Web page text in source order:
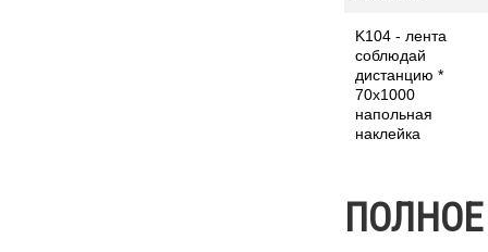
K104 - лента
соблюдай
дистанцию *
70x1000
напольная
наклейка